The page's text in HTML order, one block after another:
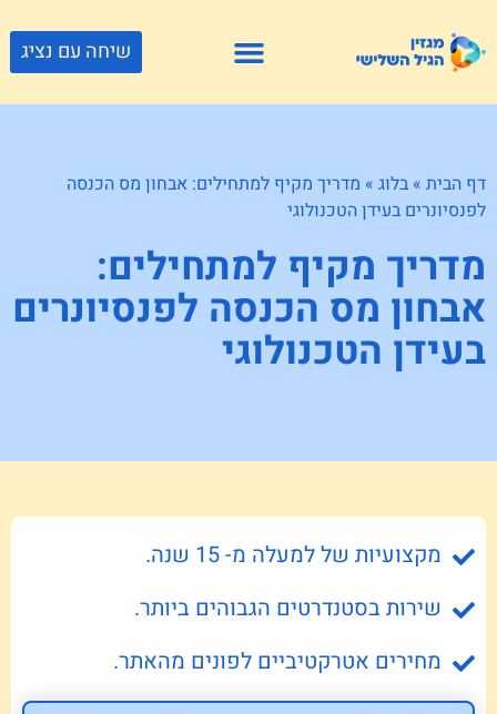
שיחה עם נציג
דף הבית » בלוג » מדריך מקיף למתחילים: אבחון מס הכנסה
לפנסיונרים בעידן הטכנולוגי
מדריך מקיף למתחילים:
אבחון מס הכנסה לפנסיונרים
בעידן הטכנולוגי
מקצועיות של למעלה מ- 15 שנה.
שירות בסטנדרטים הגבוהים ביותר.
מחירים אטרקטיביים לפונים מהאתר.